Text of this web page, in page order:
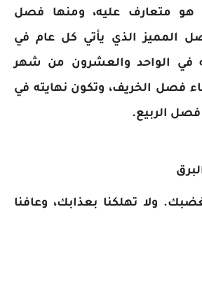
هو متعارف عليه، ومنها فصل
المميز الذي يأتي كل عام في
في الواحد والعشرون من شهر
فصل الخريف، وتكون نهايته في
ولا تهلكنا بعذابك، وعافنا